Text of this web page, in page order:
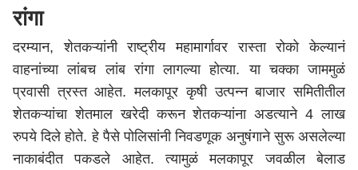
रांगा
दरम्यान, शेतकऱ्यांनी राष्ट्रीय महामार्गावर रास्ता रोको केल्यानं
वाहनांच्या लांबच लांब रांगा लागल्या होत्या. या चक्का जाममुळं
प्रवासी त्रस्त आहेत. मलकापूर कृषी उत्पन्न बाजार समितीतील
शेतकऱ्यांचा शेतमाल खरेदी करून शेतकऱ्यांना अडत्याने 4 लाख
रुपये दिले होते. हे पैसे पोलिसांनी निवडणूक अनुषंगाने सुरू असलेल्या
नाकाबंदीत पकडले आहेत. त्यामुळं मलकापूर जवळील बेलाड